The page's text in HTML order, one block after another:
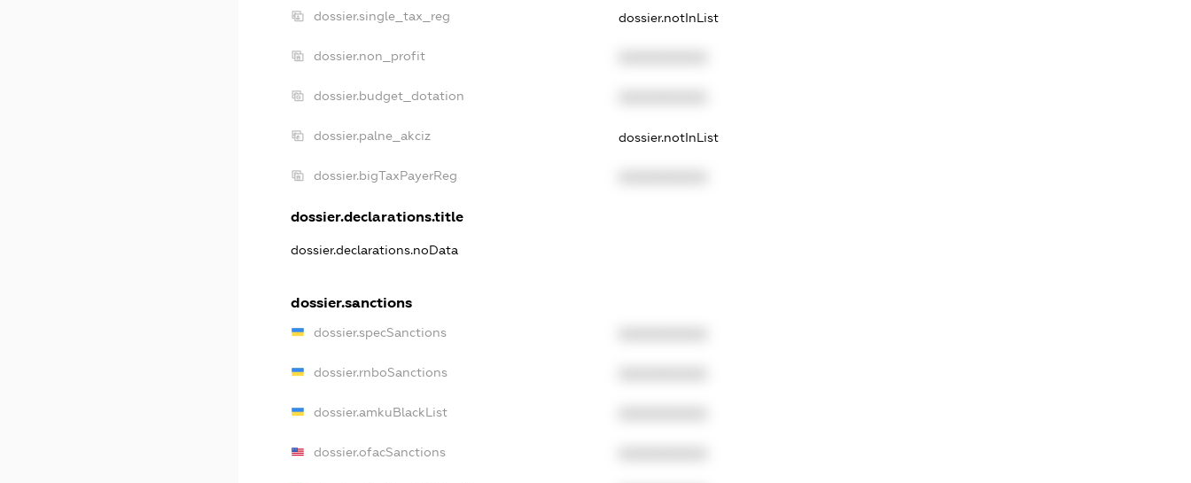
dossier.single_tax_reg dossier.notInList
dossier.non_profit
dossier.budget_dotation
dossier.palne_akciz dossier.notInList
dossier.bigTaxPayerReg
dossier.declarations.title
dossier.declarations.noData
dossier.sanctions
dossier.specSanctions
dossier.rnboSanctions
dossier.amkuBlackList
dossier.ofacSanctions